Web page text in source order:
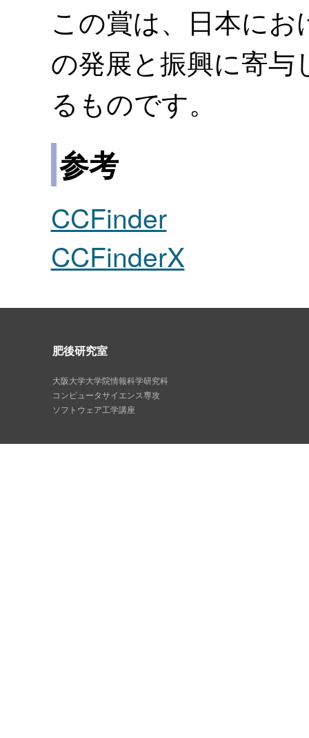
この賞は、日本に
の発展と振興に寄与
るものです。
参考
CCFinder
CCFinderX
肥後研究室
大阪大学大学院情報科学研究科
コンピュータサイエンス専攻
ソフトウェア工学講座